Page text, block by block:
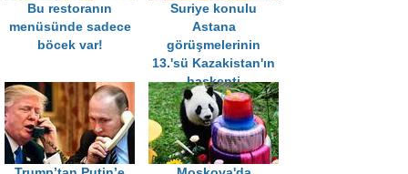
Bu restoranın
menüsünde sadece
böcek var!
Suriye konulu
Astana
görüşmelerinin
13.'sü Kazakistan'ın
başkenti
Nursultan'da
yapılıyor